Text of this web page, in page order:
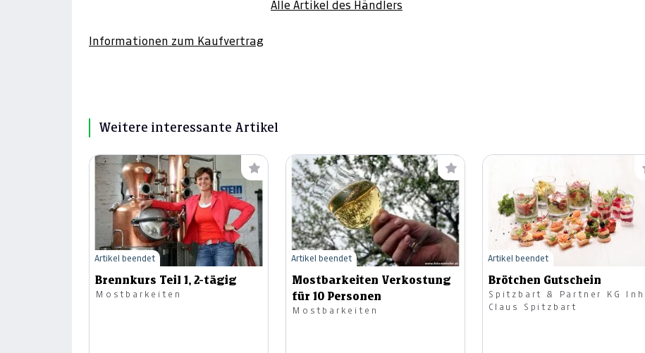
Alle Artikel des Händlers
Informationen zum Kaufvertrag
Weitere interessante Artikel
Brennkurs Teil 1, 2-tägig
Mostbarkeiten
Artikel beendet
Mostbarkeiten Verkostung
für 10 Personen
Mostbarkeiten
Artikel beendet
Brötchen Gutschein
Spitzbart & Partner KG Inh.
Claus Spitzbart
Artikel beendet